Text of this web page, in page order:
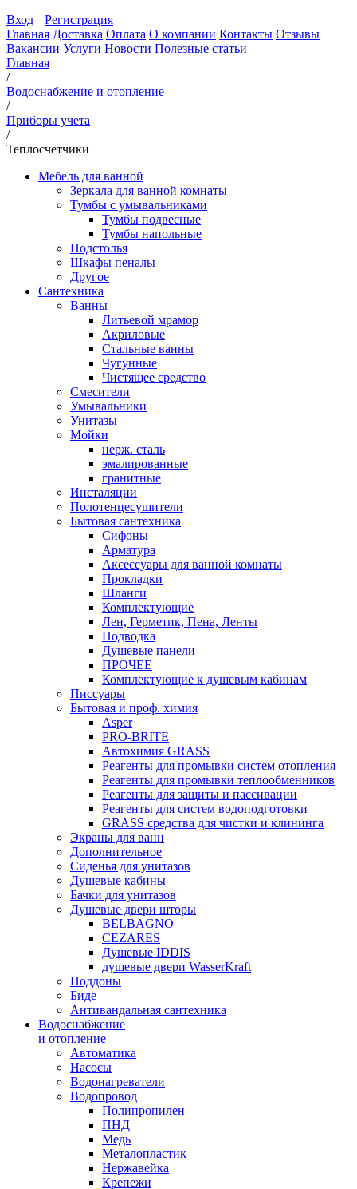
Вход
Регистрация
Главная Доставка Оплата О компании Контакты Отзывы
Вакансии Услуги Новости Полезные статьи
Главная
/
Водоснабжение и отопление
/
Приборы учета
/
Теплосчетчики
Мебель для ванной
Зеркала для ванной комнаты
Тумбы с умывальниками
Тумбы подвесные
Тумбы напольные
Подстолья
Шкафы пеналы
Другое
Сантехника
Ванны
Литьевой мрамор
Акриловые
Стальные ванны
Чугунные
Чистящее средство
Смесители
Умывальники
Унитазы
Мойки
нерж. сталь
эмалированные
гранитные
Инсталяции
Полотенцесушители
Бытовая сантехника
Сифоны
Арматура
Аксессуары для ванной комнаты
Прокладки
Шланги
Комплектующие
Лен, Герметик, Пена, Ленты
Подводка
Душевые панели
ПРОЧЕЕ
Комплектующие к душевым кабинам
Писсуары
Бытовая и проф. химия
Asper
PRO-BRITE
Автохимия GRASS
Реагенты для промывки систем отопления
Реагенты для промывки теплообменников
Реагенты для защиты и пассивации
Реагенты для систем водоподготовки
GRASS средства для чистки и клининга
Экраны для ванн
Дополнительное
Сиденья для унитазов
Душевые кабины
Бачки для унитазов
Душевые двери шторы
BELBAGNO
CEZARES
Душевые IDDIS
душевые двери WasserKraft
Поддоны
Биде
Антивандальная сантехника
Водоснабжение
и отопление
Автоматика
Насосы
Водонагреватели
Водопровод
Полипропилен
ПНД
Медь
Металопластик
Нержавейка
Крепежи